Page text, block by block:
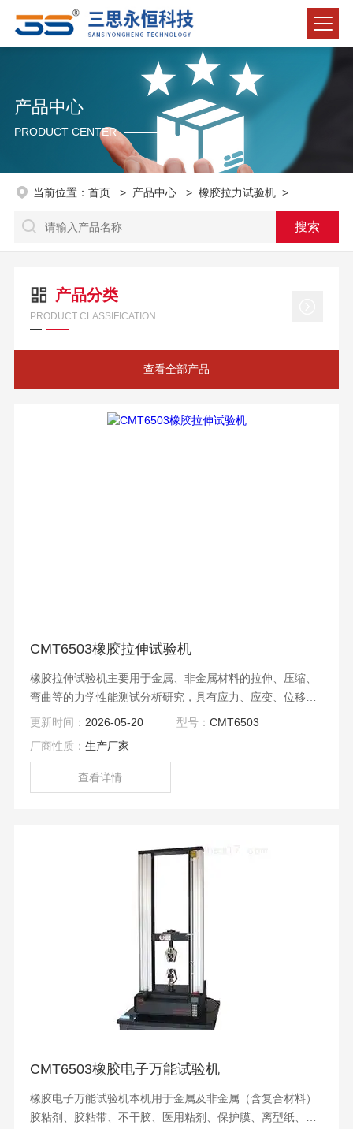
产品中心
PRODUCT CENTER
当前位置： 首页 > 产品中心 > 橡胶拉力试验机>
产品分类
PRODUCT CLASSIFICATION
查看全部产品
CMT6503橡胶拉伸试验机
橡胶拉伸试验机主要用于金属、非金属材料的拉伸、压缩、
弯曲等的力学性能测试分析研究，具有应力、应变、位移三
种闭环控制方式，可求出最大力、抗拉强度、弯曲强度、压
更新时间： 2026-05-20 型号： CMT6503
厂商性质： 生产厂家
查看详情
CMT6503橡胶电子万能试验机
橡胶电子万能试验机本机用于金属及非金属（含复合材料）
胶粘剂、胶粘带、不干胶、医用粘剂、保护膜、离型纸、复